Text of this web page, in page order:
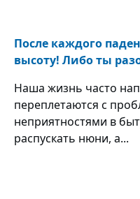
После каждого
высоту! Либо ты
Наша жизнь часто
переплетаются с
неприятностями в
распускать нюни, а...